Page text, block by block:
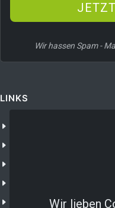
Wir hassen Spam -
LINKS
IoT PortalWir lieben